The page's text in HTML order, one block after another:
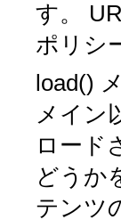
す。
ポリシ
load()
メイン
ロード
どうか
テンツ